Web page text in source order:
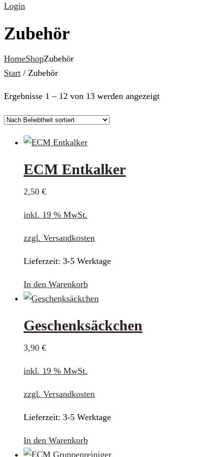
Login
Zubehör
HomeShopZubehör
Start / Zubehör
Ergebnisse 1 – 12 von 13 werden angezeigtNach
ECM Entkalker
2,50 €
inkl. 19 % MwSt.
zzgl. Versandkosten
Lieferzeit: 3-5 Werktage
In den Warenkorb
Geschenksäckchen
3,90 €
inkl. 19 % MwSt.
zzgl. Versandkosten
Lieferzeit: 3-5 Werktage
In den Warenkorb